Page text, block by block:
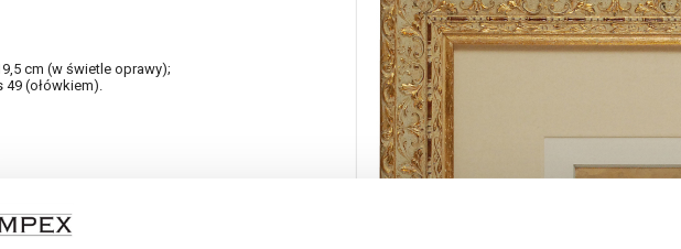
cm (w świetle oprawy);
49 (ołówkiem).